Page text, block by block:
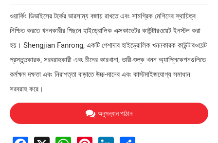
ওয়ার্কিং ডিভাইসের টর্কের ভারসাম্য বজায় রাখতে এবং সামগ্রিক মেশিনের স্থায়িত্ব
নিশ্চিত করতে খননকারীর পিছনে হাইড্রোলিক এক্সকাভেটর কাউন্টারওয়েট ইনস্টল করা
হয়। Shengjian Fanrong, একটি পেশাদার হাইড্রোলিক খননকারক কাউন্টারওয়েট
প্রস্তুতকারক, সরবরাহকারী এবং চীনের কারখানা, ভারী-শুল্ক খনন অ্যাপ্লিকেশনগুলিতে
কর্মক্ষম দক্ষতা এবং নিরাপত্তা বাড়াতে উচ্চ-মানের এবং কাস্টমাইজযোগ্য সমাধান
সরবরাহ করে।
অনুসন্ধান পাঠান